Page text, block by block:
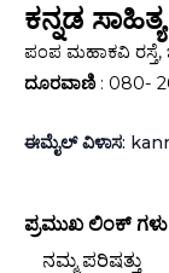
ಕನ್ನಡ
ಪಂಪ ಮಹಾಕವಿ ರಸ್ತೆ,
ದೂರವಾಣಿ: 080-
ಈಮೈಲ್ ವಿಳಾಸ:
ಪ್ರಮುಖ ಲಿಂಕ್‌ ಗಳು
ನಮ್ಮ ಪರಿಷತ್ತು